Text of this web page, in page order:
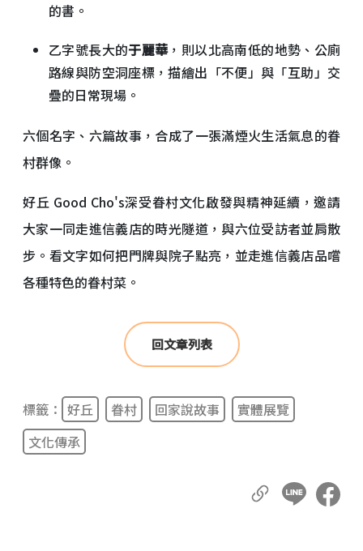
的書。
乙字號長大的于麗華，則以北高南低的地勢、公廁
路線與防空洞座標，描繪出「不便」與「互助」交
疊的日常現場。
六個名字、六篇故事，合成了一張滿煙火生活氣息的眷
村群像。
好丘 Good Cho's深受眷村文化啟發與精神延續，邀請
大家一同走進信義店的時光隧道，與六位受訪者並肩散
步。看文字如何把門牌與院子點亮，並走進信義店品嚐
各種特色的眷村菜。
回文章列表
標籤： 好丘 眷村 回家說故事
實體展覽
文化傳承